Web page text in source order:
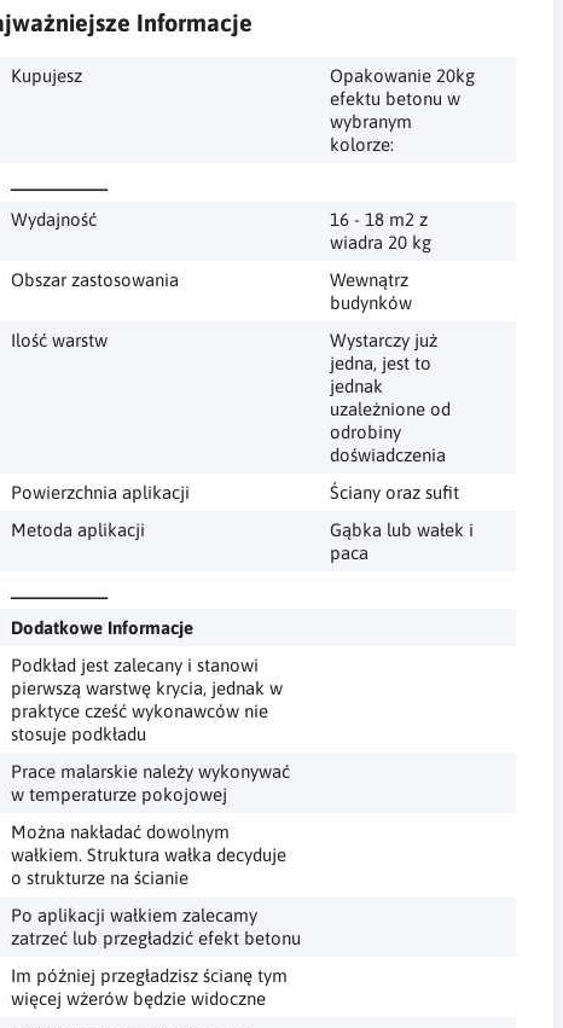
Informacje
Kupujesz
Opakowanie 20kg
efektu betonu w
wybranym
kolorze:
Wydajność
16 - 18 m2 z
wiadra 20 kg
Obszar zastosowania
Wewnątrz
budynków
Ilość warstw
Wystarczy już
jedna, jest to
jednak
uzależnione od
odrobiny
doświadczenia
Powierzchnia aplikacji
Ściany oraz sufit
Metoda aplikacji
Gąbka lub wałek i
paca
Dodatkowe Informacje
Podkład jest zalecany i stanowi
pierwszą warstwę krycia, jednak w
praktyce cześć wykonawców nie
stosuje podkładu
Prace malarskie należy wykonywać
w temperaturze pokojowej
Można nakładać dowolnym
wałkiem. Struktura wałka decyduje
o strukturze na ścianie
Po aplikacji wałkiem zalecamy
zatrzeć lub przegładzić efekt betonu
Im później przegładzisz ścianę tym
więcej wżerów będzie widoczne